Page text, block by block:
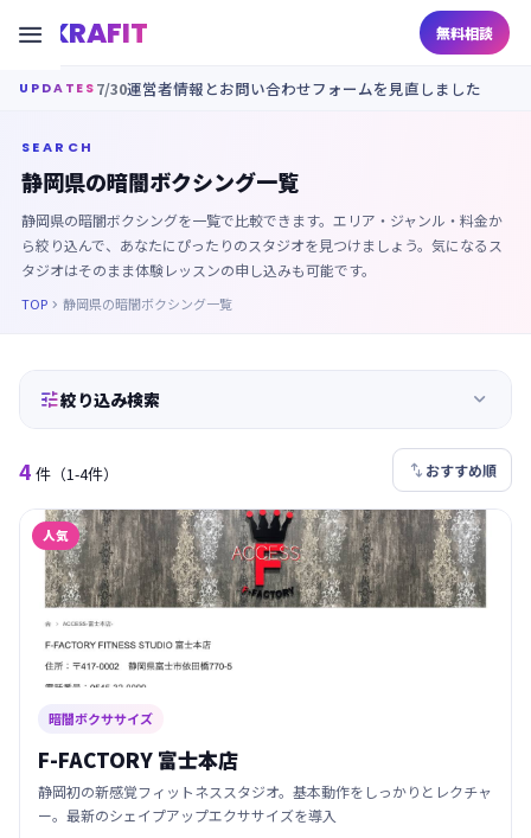
KRAFIT 無料相談

UPDATES 7/30運営者情報とお問い合わせフォームを見直しました
SEARCH
静岡県の暗闇ボクシング一覧
静岡県の暗闇ボクシングを一覧で比較できます。エリア・ジャンル・料金か
ら絞り込んで、あなたにぴったりのスタジオを見つけましょう。気になるス
タジオはそのまま体験レッスンの申し込みも可能です。
TOP  静岡県の暗闇ボクシング一覧
絞り込み検索 
4 件 （1-4件）  おすすめ順
人気
暗闇ボクササイズ
F-FACTORY 富士本店
静岡初の新感覚フィットネススタジオ。基本動作をしっかりとレクチャ
ー。最新のシェイプアップエクササイズを導入